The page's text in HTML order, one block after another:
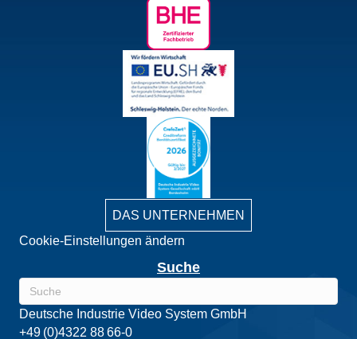
DAS UNTERNEHMEN
Cookie-Einstellungen ändern
Suche
Deutsche Industrie Video System GmbH
+49 (0)4322 88 66-0